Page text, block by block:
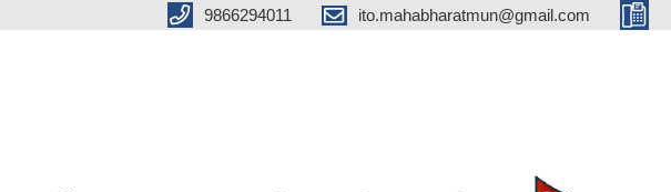
9866294011 ito.mahabharatmun@gmail.com